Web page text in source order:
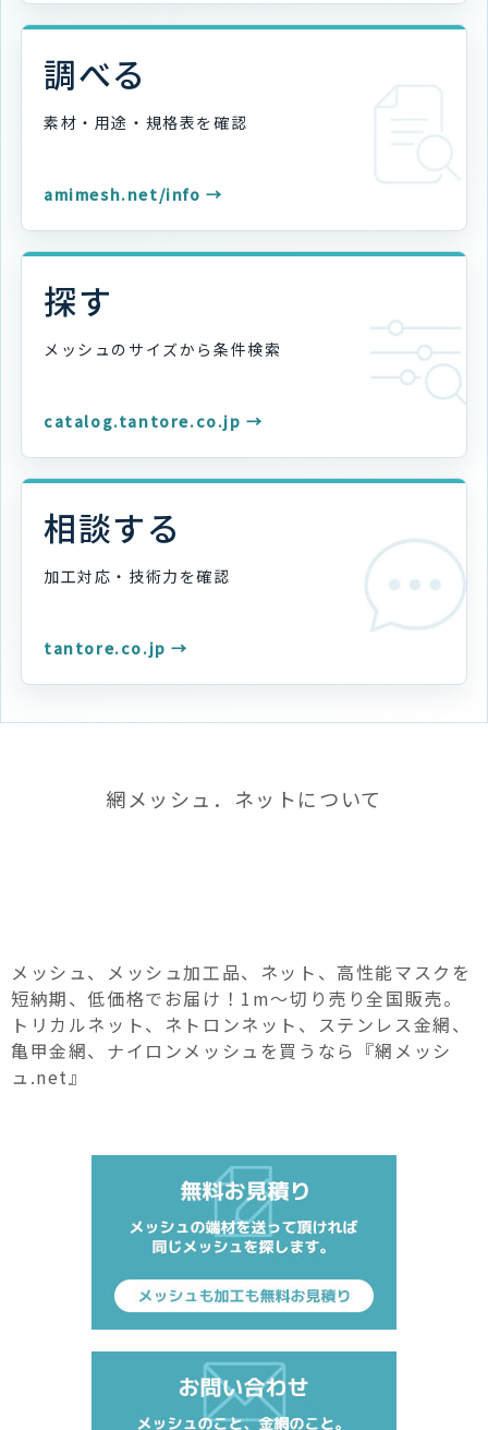
調べる
素材・用途・規格表を確認
amimesh.net/info →
探す
メッシュのサイズから 条件検索
catalog.tantore.co.jp →
相談する
加工対応・技術力を確認
tantore.co.jp →
網メッシュ．ネットについて
メッシュ、メッシュ加工品、ネット、高性能マスクを
短納期、低価格でお届け！1m～切り売り全国販売。
トリカルネット、ネトロンネット、ステンレス金網、
亀甲金網、ナイロンメッシュを買うなら『網メッシ
ュ.net』